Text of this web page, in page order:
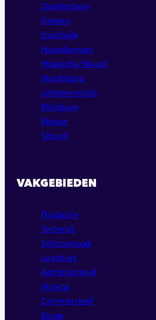
Doetinchem
Emmen
Enschede
Haaksbergen
Hoeksche Waard
Hoofddorp
Lichtenvoorde
Rijnsburg
Rijssen
Sittard
VAKGEBIEDEN
Productie
Techniek
Schoonmaak
Logistiek
Administratief
Horeca
Commercieel
Bouw